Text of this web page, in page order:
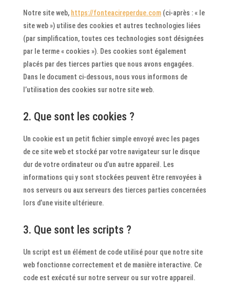
Notre site web, https://fonteacireperdue.com(ci-après : « le
site web ») utilise des cookies et autres technologies liées
(par simplification, toutes ces technologies sont désignées
par le terme « cookies »). Des cookies sont également
placés par des tierces parties que nous avons engagées.
Dans le document ci-dessous, nous vous informons de
l’utilisation des cookies sur notre site web.
2. Que sont les cookies ?
Un cookie est un petit fichier simple envoyé avec les pages
de ce site web et stocké par votre navigateur sur le disque
dur de votre ordinateur ou d’un autre appareil. Les
informations qui y sont stockées peuvent être renvoyées à
nos serveurs ou aux serveurs des tierces parties concernées
lors d’une visite ultérieure.
3. Que sont les scripts ?
Un script est un élément de code utilisé pour que notre site
web fonctionne correctement et de manière interactive. Ce
code est exécuté sur notre serveur ou sur votre appareil.